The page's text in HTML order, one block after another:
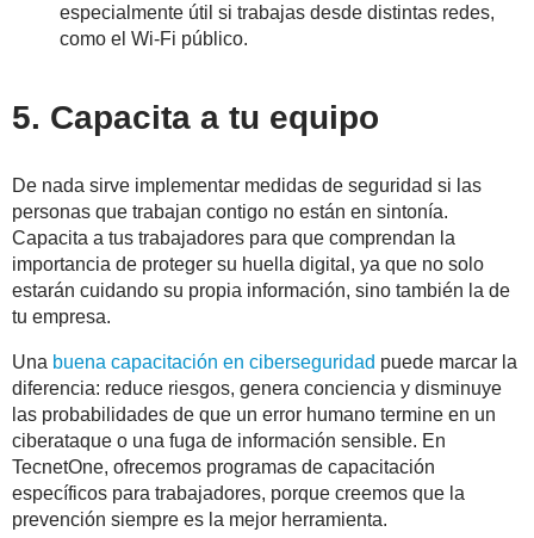
especialmente útil si trabajas desde distintas redes,
como el Wi-Fi público.
5. Capacita a tu equipo
De nada sirve implementar medidas de seguridad si las
personas que trabajan contigo no están en sintonía.
Capacita a tus trabajadores para que comprendan la
importancia de proteger su huella digital, ya que no solo
estarán cuidando su propia información, sino también la de
tu empresa.
Una buena capacitación en ciberseguridad puede marcar la
diferencia: reduce riesgos, genera conciencia y disminuye
las probabilidades de que un error humano termine en un
ciberataque o una fuga de información sensible. En
TecnetOne, ofrecemos programas de capacitación
específicos para trabajadores, porque creemos que la
prevención siempre es la mejor herramienta.